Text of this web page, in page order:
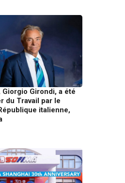
Girondi, a été
du Travail par le
italienne,